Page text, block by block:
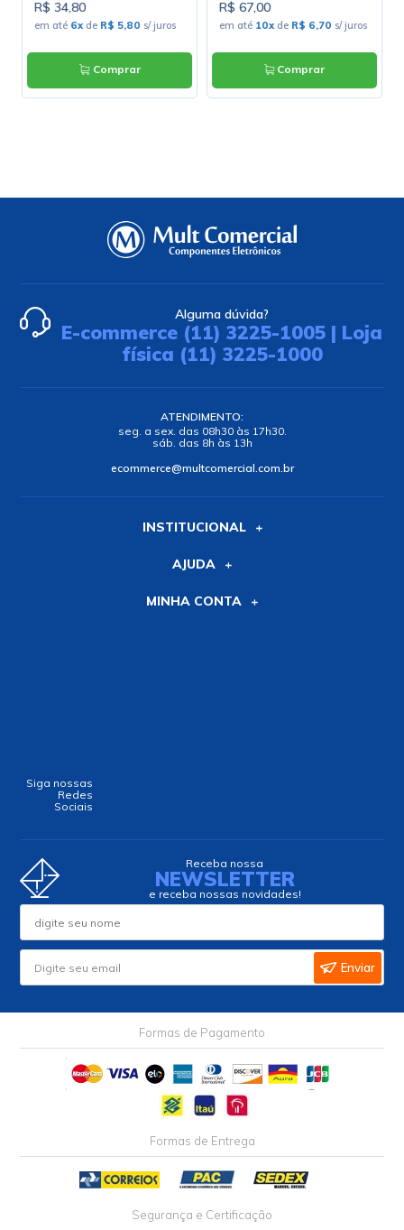
R$ 34,80
em até 6xde R$ 5,80 s/ juros
Comprar
R$ 67,00
em até 10xde R$ 6,70 s/ juros
Comprar
Alguma dúvida?
E-commerce (11) 3225-1005 | Loja
física (11) 3225-1000
ATENDIMENTO:
seg. a sex. das 08h30 às 17h30.
sáb. das 8h às 13h
ecommerce@multcomercial.com.br
INSTITUCIONAL
AJUDA
MINHA CONTA
Siga nossas
Redes
Sociais
Receba nossa
NEWSLETTER
e receba nossas novidades!
Enviar
Formas de Pagamento
Formas de Entrega
Segurança e Certificação